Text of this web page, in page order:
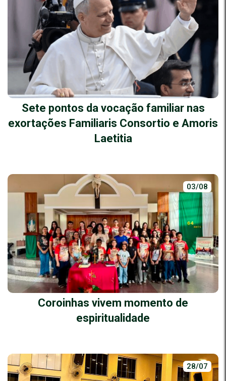
Sete pontos da vocação familiar nas
exortações Familiaris Consortio e Amoris
Laetitia
03/08
Coroinhas vivem momento de
espiritualidade
28/07